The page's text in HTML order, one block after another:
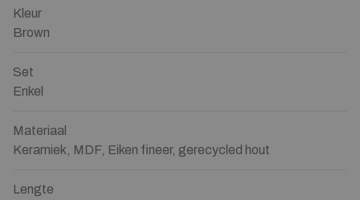
Kleur
Brown
Set
Enkel
Materiaal
Keramiek, MDF, Eiken fineer, gerecycled hout
Lengte